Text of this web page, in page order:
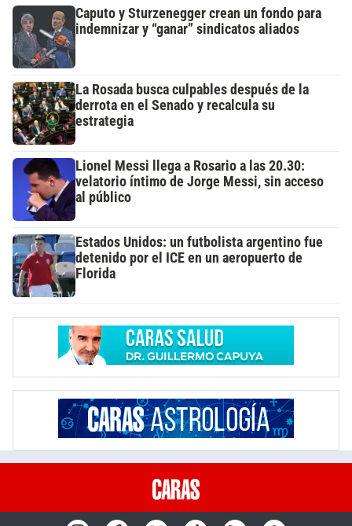
Caputo y Sturzenegger crean un fondo para
indemnizar y “ganar” sindicatos aliados
La Rosada busca culpables después de la
derrota en el Senado y recalcula su
estrategia
Lionel Messi llega a Rosario a las 20.30:
velatorio íntimo de Jorge Messi, sin acceso
al público
Estados Unidos: un futbolista argentino fue
detenido por el ICE en un aeropuerto de
Florida